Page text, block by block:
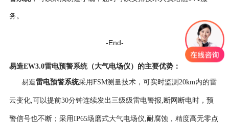
务。
-End-
易造EW3.0雷电预警系统（大气电场仪） 的主要优势：
易造雷电预警系统采用FSM测量技术，可实时监测20km内的雷
云变化, 可以提前30分钟连续发出三级级雷电警报, 断网断电时，预
警信号也不断； 采用IP65场磨式大气电场仪,耐腐蚀，精度高无零点